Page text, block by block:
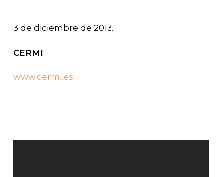
3 de diciembre de 2013.
CERMI
www.cermi.es